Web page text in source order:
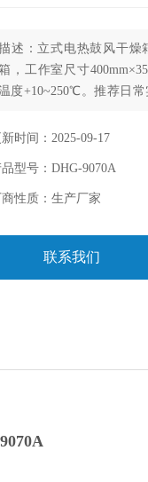
述：立式电热鼓风干燥
，工作室尺寸
度+10~250℃。推荐日常
新时间：2025-09-17
品型号：DHG-9070A
商性质：生产厂家
联系我们